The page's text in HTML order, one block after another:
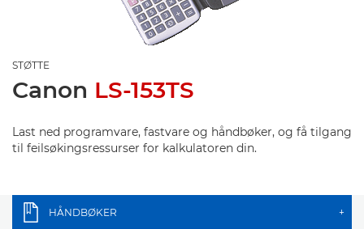
STØTTE
Canon LS-153TS
Last ned programvare, fastvare og håndbøker, og få tilgang
til feilsøkingsressurser for kalkulatoren din.
HÅNDBØKER +